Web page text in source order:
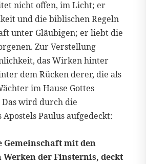
nicht offen, im Licht; er
und die biblischen Regeln
unter Gläubigen; er liebt die
Zur Verstellung
das Wirken hinter
dem Rücken derer, die als
im Hause Gottes
Das wird durch die
Paulus aufgedeckt:
Gemeinschaft mit den
der Finsternis, deckt